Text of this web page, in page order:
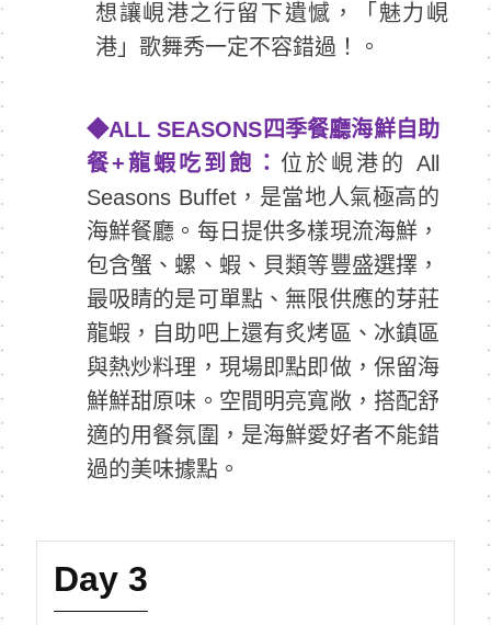
想讓峴港之行留下遺憾，「魅力峴
港」歌舞秀一定不容錯過！。
◆ALL SEASONS 四季餐廳海鮮自助
餐+龍蝦吃到飽： 位於峴港的 All
Seasons Buffet，是當地人氣極高的
海鮮餐廳。每日提供多樣現流海鮮，
包含蟹、螺、蝦、貝類等豐盛選擇，
最吸睛的是可單點、無限供應的芽莊
龍蝦，自助吧上還有炙烤區、冰鎮區
與熱炒料理，現場即點即做，保留海
鮮鮮甜原味。空間明亮寬敞，搭配舒
適的用餐氛圍，是海鮮愛好者不能錯
過的美味據點。
Day 3